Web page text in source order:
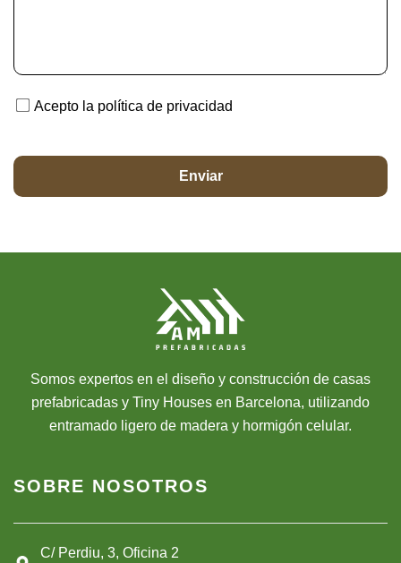
Acepto la política de privacidad
Somos expertos en el diseño y construcción de casas
prefabricadas y Tiny Houses en Barcelona, utilizando
entramado ligero de madera y hormigón celular.
SOBRE NOSOTROS
C/ Perdiu, 3, Oficina 2